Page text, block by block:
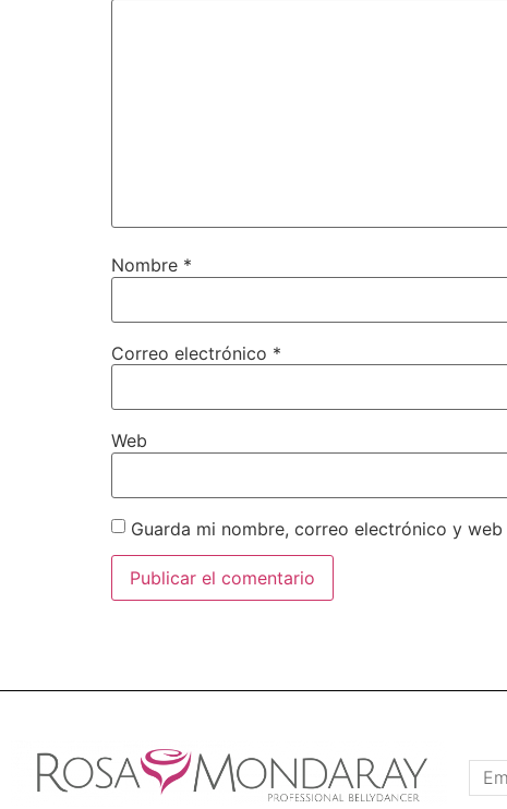
Nombre *
Correo electrónico *
Web
Guarda mi nombre, correo electrónico y